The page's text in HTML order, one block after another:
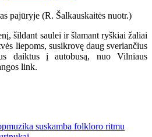
šildant saulei ir šlamant ryškiai žaliai
liepoms, susikrovę daug sveriančius
daiktus į autobusą, nuo Vilniaus
link.
suskamba folkloro ritmu